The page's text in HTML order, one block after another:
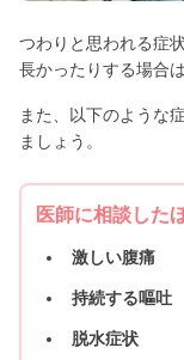
つわりと思われる症
長かったりする場合
また、以下のような
ましょう。
医師に相談した
激しい腹痛
持続する嘔吐
脱水症状